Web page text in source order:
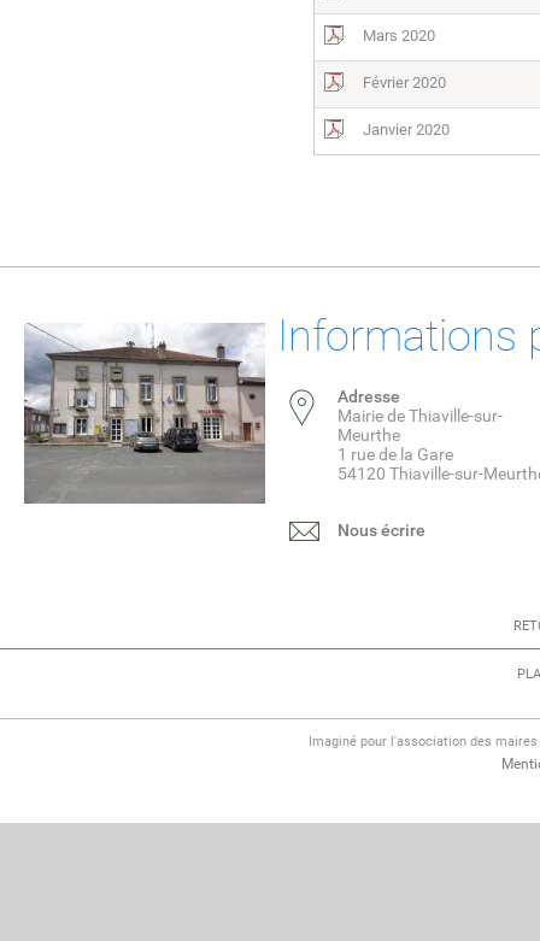
Mars 2020
Février 2020
Janvier 2020
Informations
Adresse
Mairie de Thiaville-sur-
Meurthe
1 rue de la Gare
54120 Thiaville-sur-
Nous écrire
Imaginé pour l'association des